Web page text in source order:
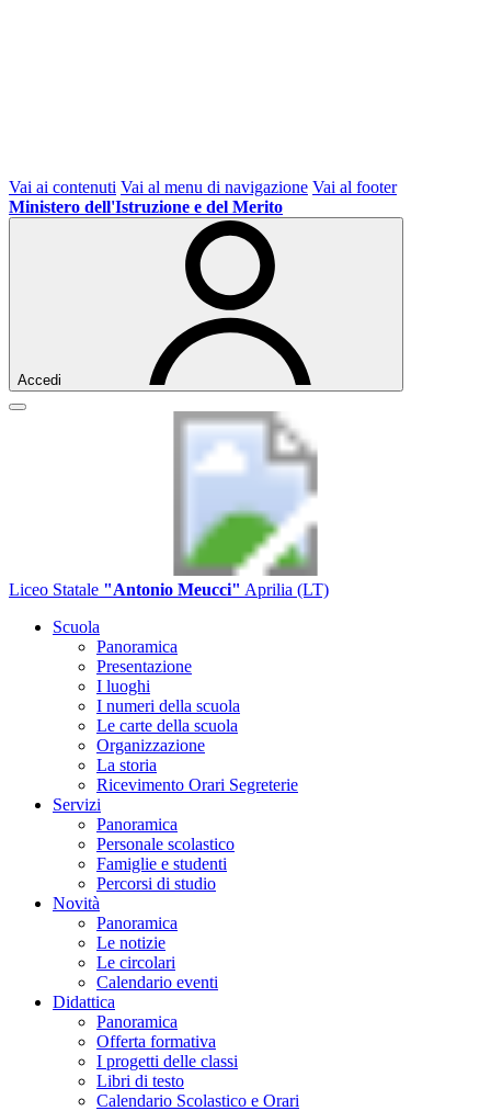
Vai ai contenuti Vai al menu di navigazione Vai al footer
Ministero dell'Istruzione e del Merito
Accedi
Liceo Statale "Antonio Meucci" Aprilia (LT)
Scuola
Panoramica
Presentazione
I luoghi
I numeri della scuola
Le carte della scuola
Organizzazione
La storia
Ricevimento Orari Segreterie
Servizi
Panoramica
Personale scolastico
Famiglie e studenti
Percorsi di studio
Novità
Panoramica
Le notizie
Le circolari
Calendario eventi
Didattica
Panoramica
Offerta formativa
I progetti delle classi
Libri di testo
Calendario Scolastico e Orari